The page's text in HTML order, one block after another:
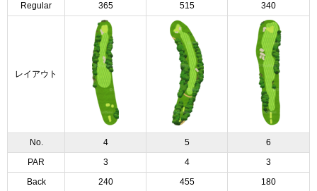
Regular 365 515 340
レイアウト
No. 4 5 6
PAR 3 4 3
Back 240 455 180